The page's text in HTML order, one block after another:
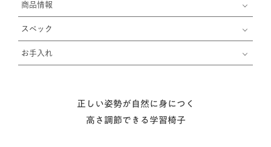
商品情報
スペック
お手入れ
正しい姿勢が自然に身につく
高さ調節できる学習椅子